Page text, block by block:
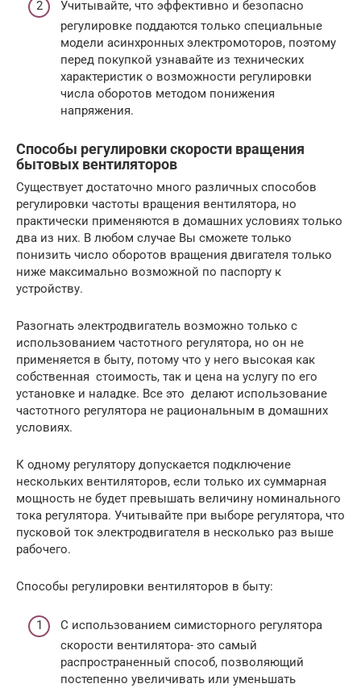
Учитывайте, что эффективно и безопасно
регулировке поддаются только специальные
модели асинхронных электромоторов, поэтому
перед покупкой узнавайте из технических
характеристик о возможности регулировки
числа оборотов методом понижения
напряжения.
Способы регулировки скорости вращения
бытовых вентиляторов
Существует достаточно много различных способов
регулировки частоты вращения вентилятора, но
практически применяются в домашних условиях только
два из них. В любом случае Вы сможете только
понизить число оборотов вращения двигателя только
ниже максимально возможной по паспорту к
устройству.
Разогнать электродвигатель возможно только с
использованием частотного регулятора, но он не
применяется в быту, потому что у него высокая как
собственная стоимость, так и цена на услугу по его
установке и наладке. Все это делают использование
частотного регулятора не рациональным в домашних
условиях.
К одному регулятору допускается подключение
нескольких вентиляторов, если только их суммарная
мощность не будет превышать величину номинального
тока регулятора. Учитывайте при выборе регулятора, что
пусковой ток электродвигателя в несколько раз выше
рабочего.
Способы регулировки вентиляторов в быту:
С использованием симисторного регулятора
скорости вентилятора- это самый
распространенный способ, позволяющий
постепенно увеличивать или уменьшать